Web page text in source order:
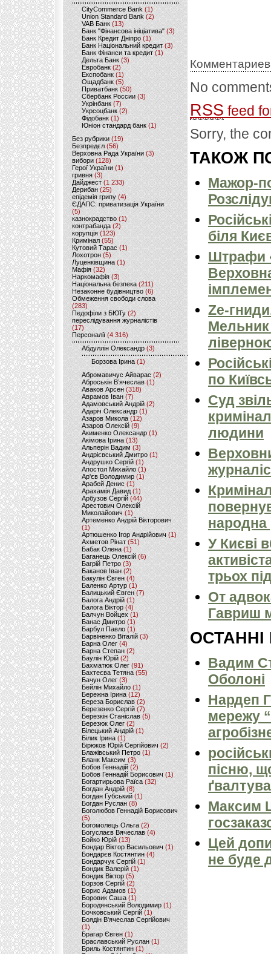
CityCommerce Bank (1)
Union Standard Bank (2)
VAB Банк (13)
Банк "Фінансова ініціатива" (3)
Банк Кредит Дніпро (1)
Банк Національний кредит (3)
Банк Фінанси та кредит (1)
Дельта Банк (3)
Евробанк(2)
Експобанк (1)
Ощадбанк(5)
Приватбанк (50)
Сбербанк России (3)
Укрінбанк(7)
Укрсоцбанк (2)
Фідобанк (1)
Юніон стандард банк(1)
Без рубрики (19)
Безпредєл(56)
Верховна Рада України (3)
вибори(128)
Герої України(1)
гривня (3)
Дайджест (1 233)
Дерибан (25)
епідемія грипу (4)
ЄДАПС: приватизація України
(5)
казнокрадство (1)
контрабанда (2)
корупція (123)
Кримінал (55)
Кутовий Тарас (1)
Лохотрон(5)
Луценківщина (1)
Мафія (32)
Наркомафія (3)
Національна безпека (211)
Незаконне будівництво(6)
Обмеження свободи слова
(283)
Педофіли з БЮТу (2)
переслідування журналістів
(17)
Персоналії (4 316)
Абдуллін Олександр (3)
Борзова Ірина(1)
Абромавичус Айварас (2)
Аброськін В’ячеслав(1)
Аваков Арсен (318)
Аврамов Іван (7)
Адамовський Андрій(2)
Адаріч Олександр (1)
Азаров Микола (12)
Азаров Олексій (9)
Акименко Олександр(1)
Акімова Ірина(13)
Альперін Вадим (3)
Андрієвський Дмитро(1)
Андрушко Сергій(1)
Апостол Михайло(1)
Ар'єв Володимир (1)
Арабей Денис(1)
Арахамія Давид (1)
Арбузов Сергій (44)
Арестович Олексій
Миколайович(1)
Артеменко Андрій Вікторович
(1)
Артюшенко Ігор Андрійович(1)
Ахметов Рінат(51)
Бабак Олена(1)
Баганець Олексій(6)
Багрій Петро (3)
Баканов Іван(2)
Бакулін Євген (4)
Баленко Артур(1)
Балицький Євген(7)
Балога Андрій (1)
Балога Віктор (4)
Балчун Войцех (1)
Банас Дмитро (1)
Барбул Павло(1)
Барвіненко Віталій(3)
Барна Олег (4)
Барна Степан (2)
Баулін Юрій (2)
Бахматюк Олег (91)
Бахтеєва Тетяна(55)
Бачун Олег (3)
Бейлін Михайло (1)
Бережна Ірина(12)
Береза Борислав(2)
Березенко Сергій (7)
Березкін Станіслав (5)
Березюк Олег(2)
Білецький Андрій (1)
Білик Ірина (1)
Бірюков Юрій Сергійович (2)
Блажівський Петро (1)
Бланк Максим(3)
Бобов Геннадій (2)
Бобов Геннадій Борисович (1)
Богартирьова Раїса (32)
Богдан Андрій(8)
Богдан Губський (1)
Богдан Руслан(8)
Боголюбов Геннадій Борисович
(5)
Богомолець Ольга (2)
Богуслаєв Вячеслав (4)
Бойко Юрій (13)
Бондар Віктор Васильович (1)
Бондарєв Костянтин (4)
Бондарчук Сергій(1)
Бондик Валерій (1)
Бондик Віктор(5)
Борзов Сергiй (2)
Борис Адамов(1)
Боровик Саша (1)
Бородянський Володимир (1)
Бочковський Сергій (1)
Боядін В'ячеслав Сергійович
(1)
Брагар Євген (1)
Браславський Руслан (1)
Бриль Костянтин (1)
No
RSS feed
Sorry, the
ТАКОЖ
Мажор-
біля
Штрафи
Ze-
по
Суд
людини
народна
У Києві
трьох
От
Гавриш
ОСТАННІ
Вадим
Оболоні
Нардеп
мережу
пісню,
Максим
Цей
не буде